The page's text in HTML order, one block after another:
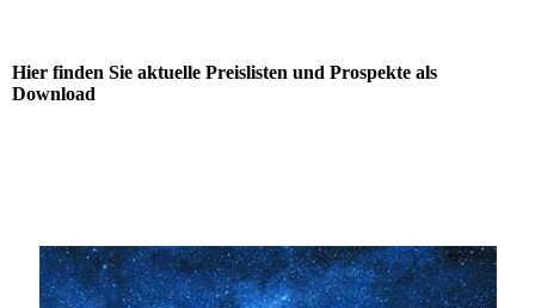
Hier finden Sie aktuelle Preislisten und Prospekte als
Download